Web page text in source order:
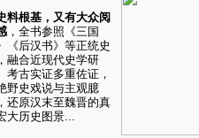
料根基，又有大众阅
，全书参照《三国
《后汉书》等正统史
融合近现代史学研
考古实证多重佐证，
野史戏说与主观臆
还原汉末至魏晋的真
大历史图景...